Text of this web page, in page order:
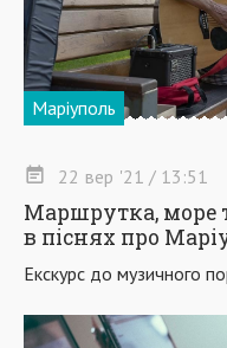
Маріуполь
22 вер '21 / 13:51
Маршрутка, море
в піснях про
Екскурс до музичного